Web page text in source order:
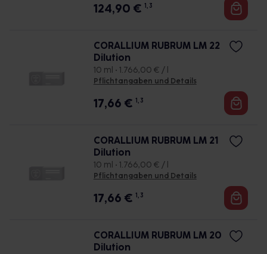
124,90 € 1, 3
CORALLIUM RUBRUM LM 22
Dilution
10 ml • 1.766,00 € / l
Pflichtangaben und Details
17,66 € 1, 3
CORALLIUM RUBRUM LM 21
Dilution
10 ml • 1.766,00 € / l
Pflichtangaben und Details
17,66 € 1, 3
CORALLIUM RUBRUM LM 20
Dilution